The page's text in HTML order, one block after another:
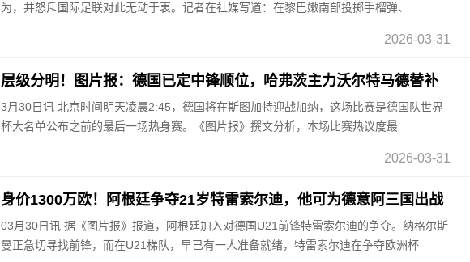
为，并怒斥国际足联对此无动于衷。记者在社媒写道：在黎巴嫩南部投掷手榴弹、
2026-03-31
层级分明！图片报：德国已定中锋顺位，哈弗茨主力沃尔特马德替补
3月30日讯 北京时间明天凌晨2:45，德国将在斯图加特迎战加纳，这场比赛是德国队世界
杯大名单公布之前的最后一场热身赛。《图片报》撰文分析，本场比赛热议度最
2026-03-31
身价1300万欧！阿根廷争夺21岁特雷索尔迪，他可为德意阿三国出战
03月30日讯 据《图片报》报道，阿根廷加入对德国U21前锋特雷索尔迪的争夺。纳格尔斯
曼正急切寻找前锋，而在U21梯队，早已有一人准备就绪，特雷索尔迪在争夺欧洲杯